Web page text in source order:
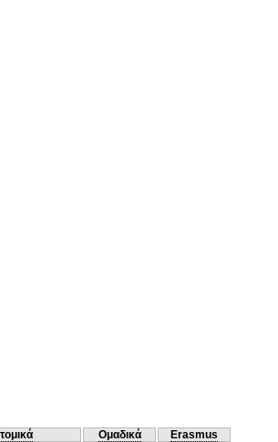
Ομαδικά Erasmus